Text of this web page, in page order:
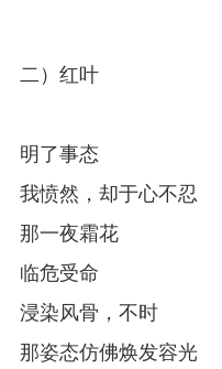
二）红叶
明了事态
我愤然，却于心不忍
那一夜霜花
临危受命
浸染风骨，不时
那姿态仿佛焕发容光